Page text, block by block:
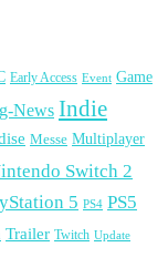
Early Access Event Game
News Indie
Messe Multiplayer
Switch 2
5 PS4 PS5
Trailer Twitch Update